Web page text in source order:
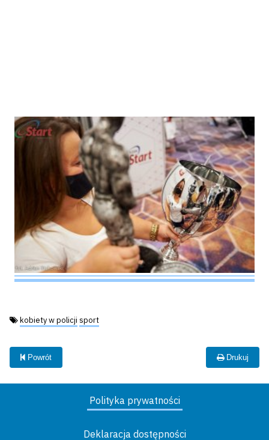
Tagi:
kobiety w policji sport
Powrót Drukuj
Polityka prywatności
Deklaracja dostępności